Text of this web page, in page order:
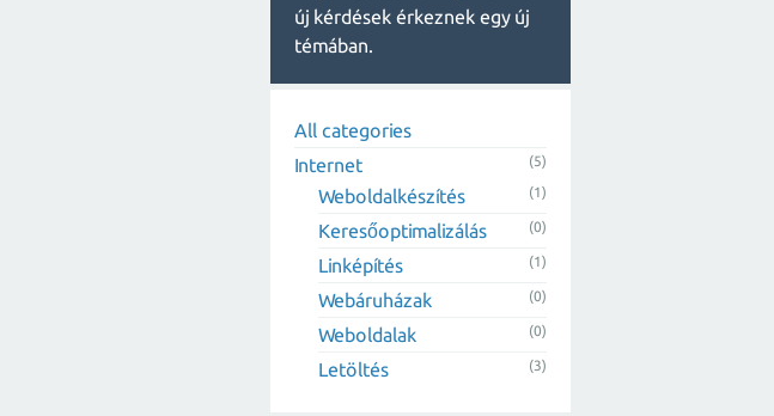
új kérdések érkeznek egy új
témában.
All categories
Internet
(5)
Weboldalkészítés (1)
Keresőoptimalizálás (0)
Linképítés (1)
Webáruházak (0)
Weboldalak (0)
Letöltés (3)